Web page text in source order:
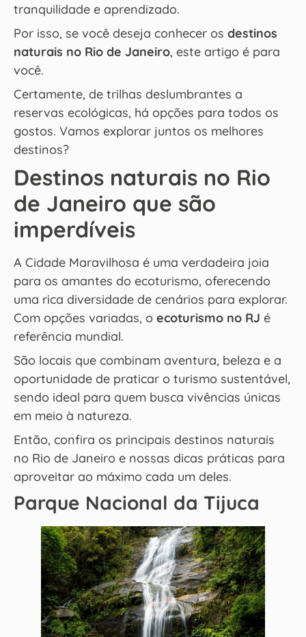
tranquilidade e aprendizado.
Por isso, se você deseja conhecer os destinos
naturais no Rio de Janeiro, este artigo é para
você.
Certamente, de trilhas deslumbrantes a
reservas ecológicas, há opções para todos os
gostos. Vamos explorar juntos os melhores
destinos?
Destinos naturais no Rio
de Janeiro que são
imperdíveis
A Cidade Maravilhosa é uma verdadeira joia
para os amantes do ecoturismo, oferecendo
uma rica diversidade de cenários para explorar.
Com opções variadas, o ecoturismo no RJ é
referência mundial.
São locais que combinam aventura, beleza e a
oportunidade de praticar o turismo sustentável,
sendo ideal para quem busca vivências únicas
em meio à natureza.
Então, confira os principais destinos naturais
no Rio de Janeiro e nossas dicas práticas para
aproveitar ao máximo cada um deles.
Parque Nacional da Tijuca